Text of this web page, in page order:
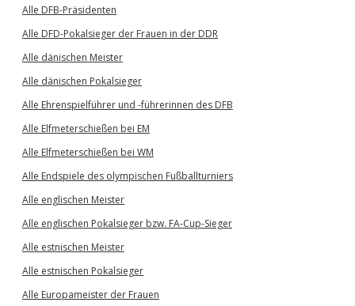
Alle DFB-Präsidenten
Alle DFD-Pokalsieger der Frauen in der DDR
Alle dänischen Meister
Alle dänischen Pokalsieger
Alle Ehrenspielführer und -führerinnen des DFB
Alle Elfmeterschießen bei EM
Alle Elfmeterschießen bei WM
Alle Endspiele des olympischen Fußballturniers
Alle englischen Meister
Alle englischen Pokalsieger bzw. FA-Cup-Sieger
Alle estnischen Meister
Alle estnischen Pokalsieger
Alle Europameister der Frauen